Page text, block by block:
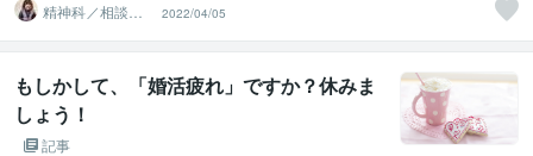
精神科／相談員
＊ 峰川みゆう
2022/04/05
もしかして、「婚活疲れ」ですか？休みま
しょう！
記事